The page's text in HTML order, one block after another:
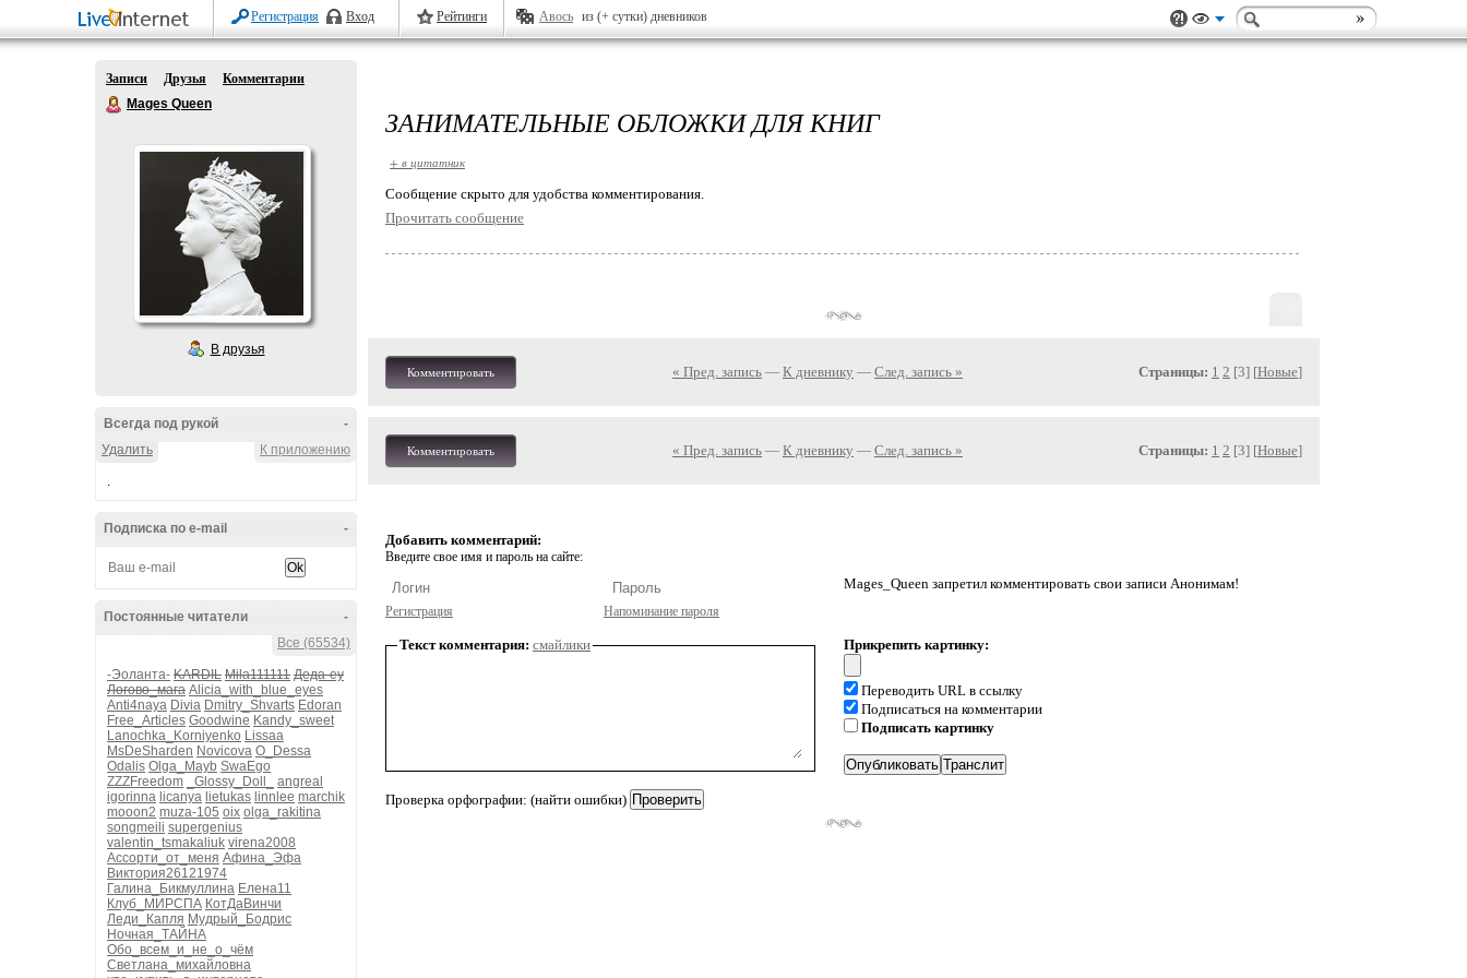
Регистрация Вход Рейтинги Авось из (+ сутки) дневников
Записи Друзья
Комментарии
Mages Queen
В друзья
-
Всегда под рукой
К приложению
Удалить
.
-
Подписка по e-mail
-
Постоянные читатели
Все (65534)
-Эоланта- KARDIL Mila111111 Деда-еу
Логово_мага Alicia_with_blue_eyes
Anti4naya Divia Dmitry_Shvarts Edoran
Free_Articles Goodwine Kandy_sweet
Lanochka_Korniyenko Lissaa
MsDeSharden Novicova O_Dessa
Odalis Olga_Mayb SwaEgo
ZZZFreedom
_Glossy_Doll_
angreal
igorinna licanya lietukas linnlee marchik
mooon2 muza-105 oix olga_rakitina
songmeili supergenius
valentin_tsmakaliuk virena2008
Ассорти_от_меня Афина_Эфа
Виктория26121974
Галина_Бикмуллина Елена11
Клуб_МИРСПА КотДаВинчи
Леди_Капля Мудрый_Бодрис
Ночная_ТАЙНА
Обо_всем_и_не_о_чём
Светлана_михайловна
ЗАНИМАТЕЛЬНЫЕ ОБЛОЖКИ ДЛЯ КНИГ
+ в цитатник
Cообщение скрыто для удобства комментирования.
Прочитать сообщение
Комментировать « Пред. запись — К дневнику — След. запись » Страницы: 1 2 [3] [Новые]
Комментировать « Пред. запись — К дневнику — След. запись » Страницы: 1 2 [3] [Новые]
Добавить комментарий:
Введите свое имя и пароль на сайте:
Регистрация Напоминание пароля
Mages_Queen запретил комментировать свои записи Анонимам!
Текст комментария: смайлики
Проверка орфографии: (найти ошибки)
Прикрепить картинку:
Переводить URL в ссылку
Подписаться на комментарии
Подписать картинку